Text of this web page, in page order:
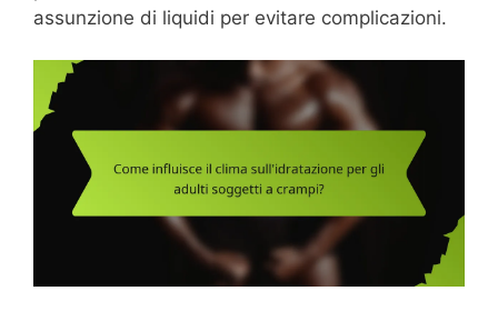
assunzione di liquidi per evitare complicazioni.